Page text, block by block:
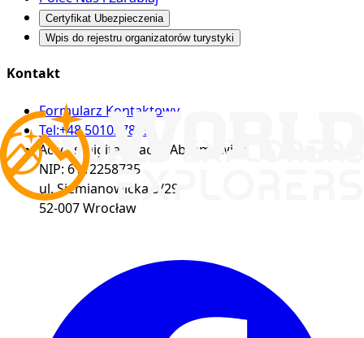
Certyfikat Ubezpieczenia
Wpis do rejestru organizatorów turystyki
Kontakt
Formularz Kontaktowy
Tel:+48 501037889
Access Digital Maciej Abramowicz
NIP: 6112258735
ul. Siemianowicka 5/29
52-007Wrocław